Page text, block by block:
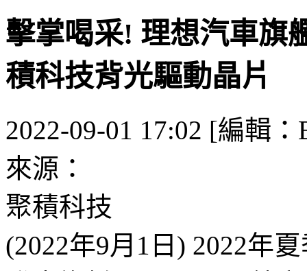
擊掌喝采! 理想汽車旗
積科技背光驅動晶片
2022-09-01 17:02 [編輯
來源：
聚積科技
(2022年9月1日) 2022年